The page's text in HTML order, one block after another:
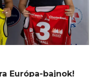
Európa-bajnok!